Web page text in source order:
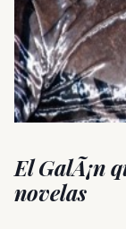
El GalÃ¡n
novelas